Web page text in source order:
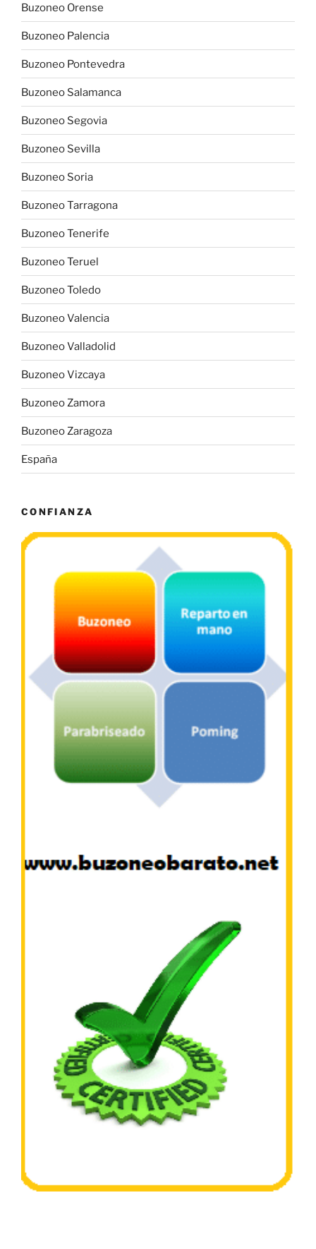
Buzoneo Orense
Buzoneo Palencia
Buzoneo Pontevedra
Buzoneo Salamanca
Buzoneo Segovia
Buzoneo Sevilla
Buzoneo Soria
Buzoneo Tarragona
Buzoneo Tenerife
Buzoneo Teruel
Buzoneo Toledo
Buzoneo Valencia
Buzoneo Valladolid
Buzoneo Vizcaya
Buzoneo Zamora
Buzoneo Zaragoza
España
CONFIANZA